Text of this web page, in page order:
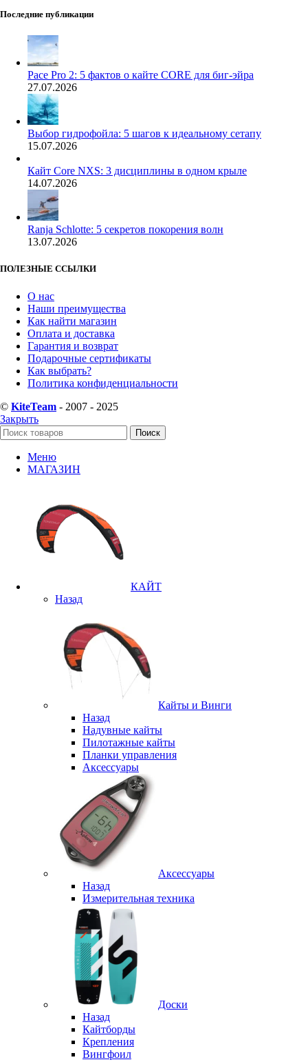
Последние публикации
Pace Pro 2: 5 фактов о кайте CORE для биг-эйра
27.07.2026
Выбор гидрофойла: 5 шагов к идеальному сетапу
15.07.2026
Кайт Core NXS: 3 дисциплины в одном крыле
14.07.2026
Ranja Schlotte: 5 секретов покорения волн
13.07.2026
ПОЛЕЗНЫЕ ССЫЛКИ
О нас
Наши преимущества
Как найти магазин
Оплата и доставка
Гарантия и возврат
Подарочные сертификаты
Как выбрать?
Политика конфиденциальности
© KiteTeam - 2007 - 2025
Закрыть
Поиск
Меню
МАГАЗИН
КАЙТ
Назад
Кайты и Винги
Назад
Надувные кайты
Пилотажные кайты
Планки управления
Аксессуары
Аксессуары
Назад
Измерительная техника
Доски
Назад
Кайтборды
Крепления
Вингфоил